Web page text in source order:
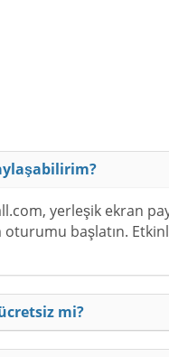
yerleşik ekran
oturumu başlatın.
mi?